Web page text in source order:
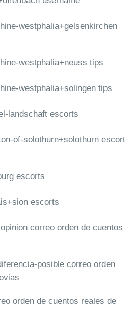
westphalia+gelsenkirchen
westphalia+neuss tips
westphalia+solingen tips
landschaft escorts
of-solothurn+solothurn escort
escorts
escorts
correo orden de cuentos
posible correo orden
orden de cuentos reales de